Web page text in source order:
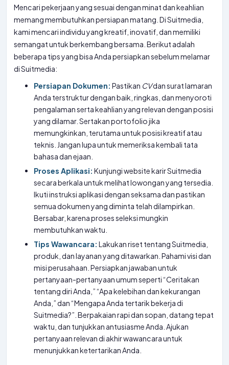
Mencari pekerjaan yang sesuai dengan minat dan keahlian
memang membutuhkan persiapan matang. Di Suitmedia,
kami mencari individu yang kreatif, inovatif, dan memiliki
semangat untuk berkembang bersama. Berikut adalah
beberapa tips yang bisa Anda persiapkan sebelum melamar
di Suitmedia:
Persiapan Dokumen: Pastikan CVdan surat lamaran
Anda terstruktur dengan baik, ringkas, dan menyoroti
pengalaman serta keahlian yang relevan dengan posisi
yang dilamar. Sertakan portofolio jika
memungkinkan, terutama untuk posisi kreatif atau
teknis. Jangan lupa untuk memeriksa kembali tata
bahasa dan ejaan.
Proses Aplikasi: Kunjungi website karir Suitmedia
secara berkala untuk melihat lowongan yang tersedia.
Ikuti instruksi aplikasi dengan seksama dan pastikan
semua dokumen yang diminta telah dilampirkan.
Bersabar, karena proses seleksi mungkin
membutuhkan waktu.
Tips Wawancara: Lakukan riset tentang Suitmedia,
produk, dan layanan yang ditawarkan. Pahami visi dan
misi perusahaan. Persiapkan jawaban untuk
pertanyaan-pertanyaan umum seperti “Ceritakan
tentang diri Anda,” “Apa kelebihan dan kekurangan
Anda,” dan “Mengapa Anda tertarik bekerja di
Suitmedia?”. Berpakaian rapi dan sopan, datang tepat
waktu, dan tunjukkan antusiasme Anda. Ajukan
pertanyaan relevan di akhir wawancara untuk
menunjukkan ketertarikan Anda.